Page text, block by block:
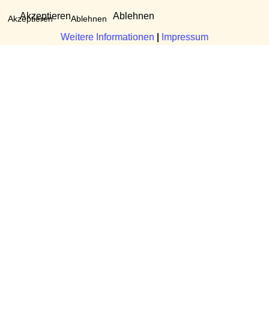
Akzeptieren Ablehnen
Weitere Informationen Impressum
Akzeptieren Ablehnen
Weitere Informationen Impressum